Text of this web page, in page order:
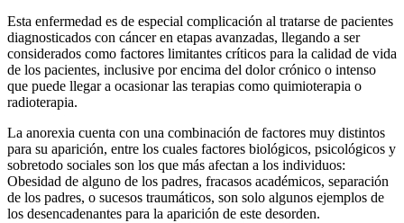
Esta enfermedad es de especial complicación al tratarse de pacientes
diagnosticados con cáncer en etapas avanzadas, llegando a ser
considerados como factores limitantes críticos para la calidad de vida
de los pacientes, inclusive por encima del dolor crónico o intenso
que puede llegar a ocasionar las terapias como quimioterapia o
radioterapia.
La anorexia cuenta con una combinación de factores muy distintos
para su aparición, entre los cuales factores biológicos, psicológicos y
sobretodo sociales son los que más afectan a los individuos:
Obesidad de alguno de los padres, fracasos académicos, separación
de los padres, o sucesos traumáticos, son solo algunos ejemplos de
los desencadenantes para la aparición de este desorden.